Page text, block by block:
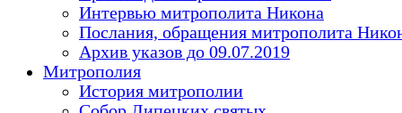
Интервью митрополита Никона
Послания, обращения митрополита
Архив указов до 09.07.2019
Митрополия
История митрополии